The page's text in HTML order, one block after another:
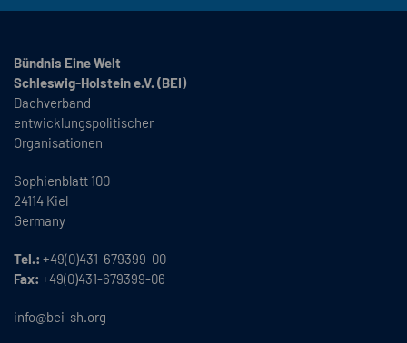
Bündnis Eine Welt
Schleswig-Holstein e.V. (BEI)
Dachverband
entwicklungspolitischer
Organisationen
Sophienblatt 100
24114 Kiel
Germany
Tel.: +49(0)431-679399-00
Fax: +49(0)431-679399-06
info@bei-sh.org